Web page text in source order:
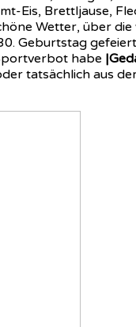
Eis, Brettljause,
Wetter, über
Geburtstag
habe
tatsächlich aus